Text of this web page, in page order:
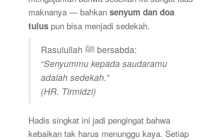
maknanya — bahkan senyum dan doa
tuluspun bisa menjadi sedekah.
Rasulullah ﷺ bersabda:
“Senyummu kepada saudaramu
adalah sedekah.”
(HR. Tirmidzi)
Hadis singkat ini jadi pengingat bahwa
kebaikan tak harus menunggu kaya. Setiap